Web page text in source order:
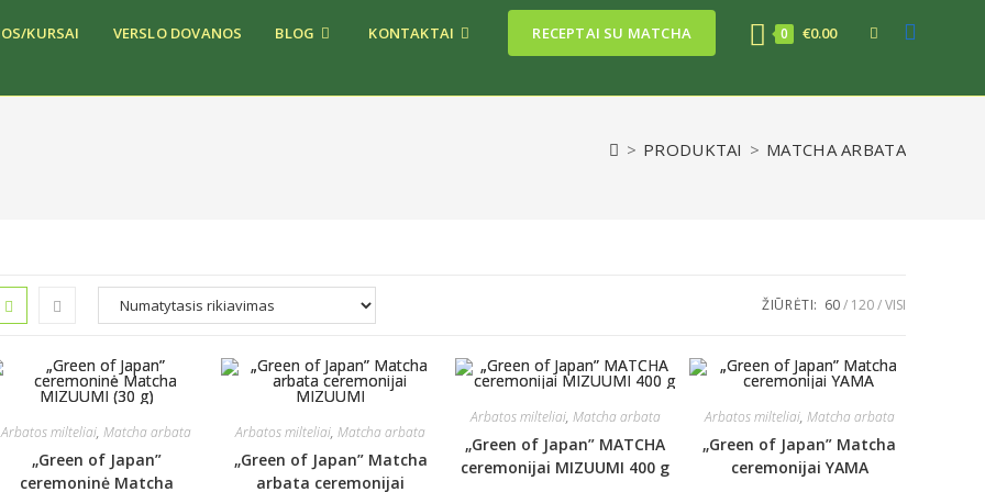
KURSAI VERSLO DOVANOS BLOG KONTAKTAI RECEPTAI SU MATCHA 0 €0.00 PERJUNGTI
SVETAINĖS
> PRODUKTAI > MATCHA ARBATA
ŽIŪRĖTI: 60 120 VISI
Arbatos milteliai,Matcha arbata
„Green of Japan”
ceremoninė Matcha
Arbatos milteliai,Matcha arbata
„Green of Japan” Matcha
arbata ceremonijai
Arbatos milteliai, Matcha arbata
„Green of Japan” MATCHA
ceremonijai MIZUUMI 400 g
Arbatos milteliai, Matcha arbata
„Green of Japan” Matcha
ceremonijai YAMA